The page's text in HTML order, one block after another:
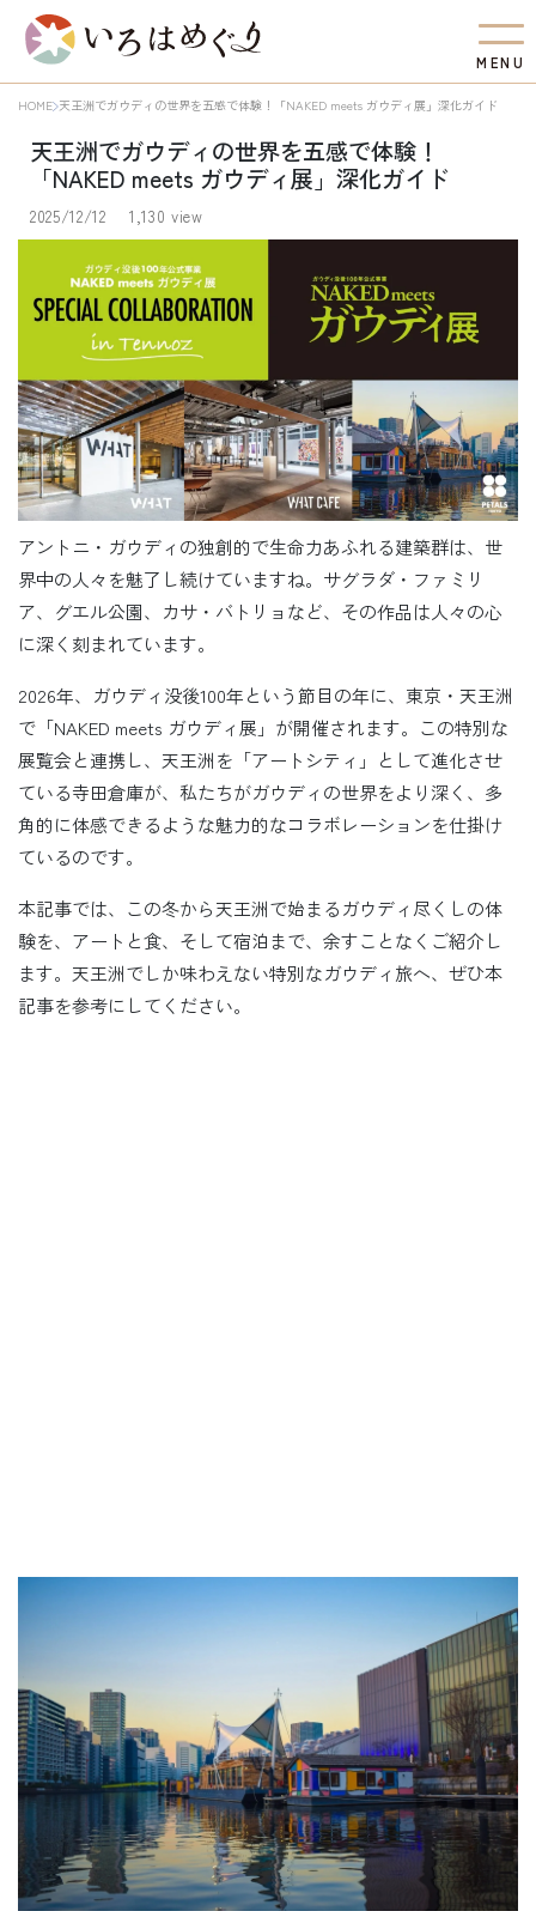
M EN U
HOME 天王洲でガウディの世界を五感で体験！「NAKED meets ガウディ展」深化ガイド
天王洲でガウディの世界を五感で体験！
「NAKED meets ガウディ展」深化ガイド
2025/12/12 1,130 view
アントニ・ガウディの独創的で生命力あふれる建築群は、世
界中の人々を魅了し続けていますね。サグラダ・ファミリ
ア、グエル公園、カサ・バトリョなど、その作品は人々の心
に深く刻まれています。
2026年、ガウディ没後100年という節目の年に、東京・天王洲
で「NAKED meets ガウディ展」が開催されます。この特別な
展覧会と連携し、天王洲を「アートシティ」として進化させ
ている寺田倉庫が、私たちがガウディの世界をより深く、多
角的に体感できるような魅力的なコラボレーションを仕掛け
ているのです。
本記事では、この冬から天王洲で始まるガウディ尽くしの体
験を、アートと食、そして宿泊まで、余すことなくご紹介し
ます。天王洲でしか味わえない特別なガウディ旅へ、ぜひ本
記事を参考にしてください。